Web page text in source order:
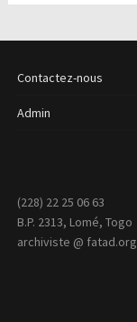
Contactez-nous
Admin
(228) 22 25 06 63
B.P. 2313, Lomé, Togo
archiviste @ fatad.org